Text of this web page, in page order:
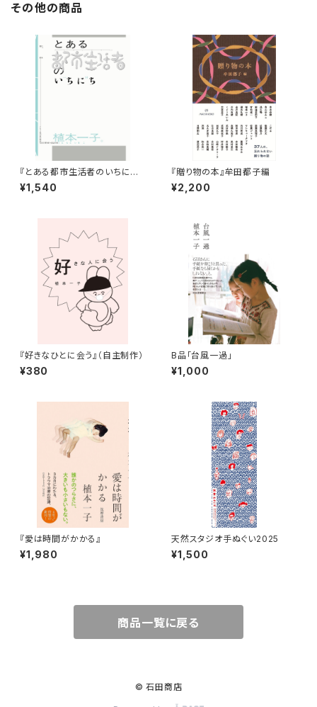
その他の商品
『とある都市生活者のいちにち』
（自主制作）
¥1,540
『贈り物の本』牟田都子編
¥2,200
『好きなひとに会う』（自主制作）
¥380
B品「台風一過」
¥1,000
『愛は時間がかかる』
¥1,980
天然スタジオ手ぬぐい2025
¥1,500
商品一覧に戻る
© 石田商店